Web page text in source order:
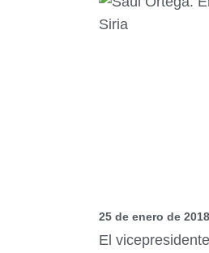
25 de enero de 2018
El